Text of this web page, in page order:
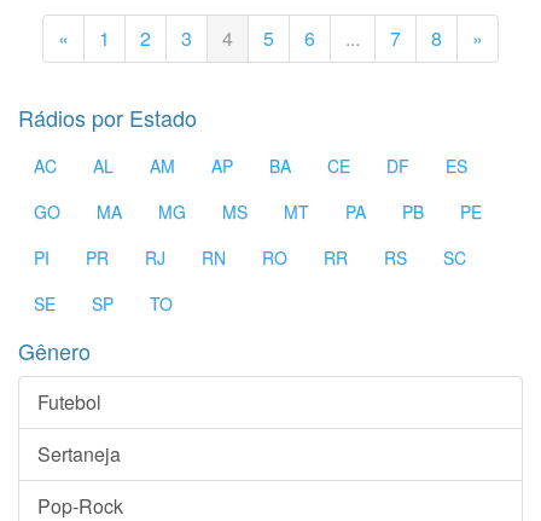
« 1 2 3 4 5 6 ... 7 8 »
Rádios por Estado
AC AL AM AP BA CE DF
ES
GO
MA MG MS MT PA PB
PE
PI
PR RJ RN RO RR RS
SC
SE
SP TO
Gênero
Futebol
Sertaneja
Pop-Rock